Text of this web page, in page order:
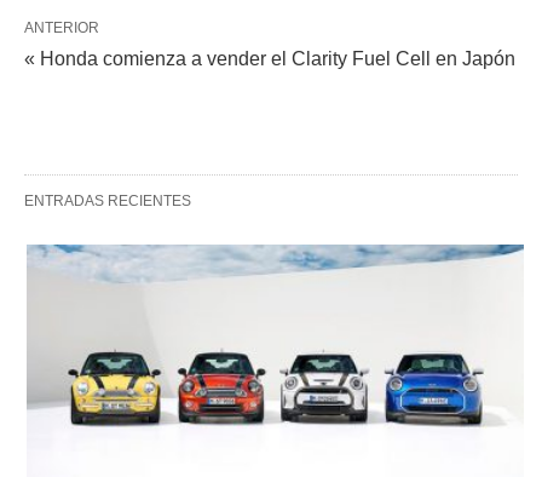
ANTERIOR
« Honda comienza a vender el Clarity Fuel Cell en Japón
ENTRADAS RECIENTES